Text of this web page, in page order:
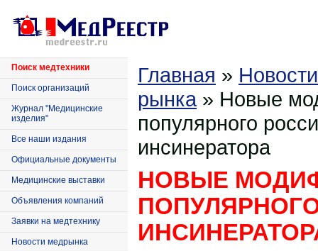
Поиск медтехники
Поиск организаций
Журнал "Медицинские
изделия"
Все наши издания
Официальные документы
Медицинские выставки
Объявления компаний
Заявки на медтехнику
Новости медрынка
Главная »
рынка» Новые
популярного
инсинератора
НОВЫЕ